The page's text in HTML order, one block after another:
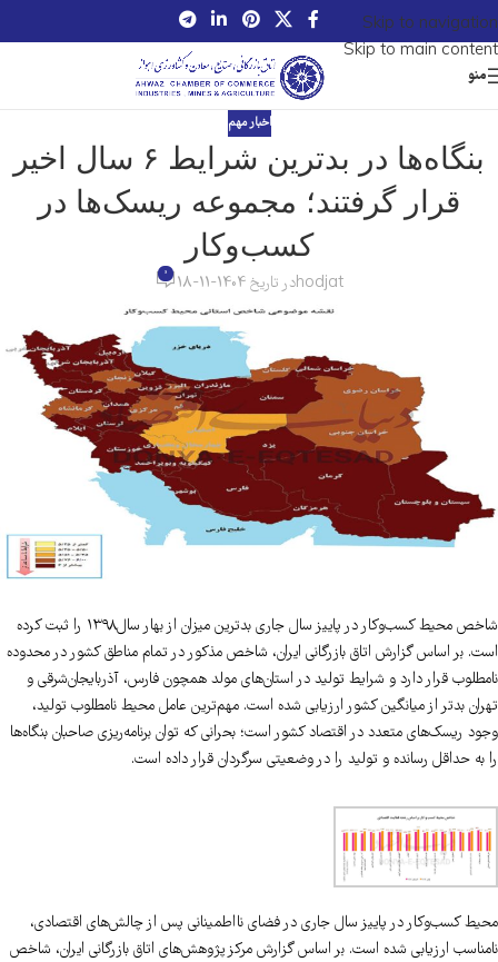
Skip to navigation
Skip to main content
منو
اخبار مهم
بنگاه‌ها در بدترین شرایط ۶ سال اخیر
قرار گرفتند؛ مجموعه ریسک‌ها در
کسب‌وکار
hodjatدر تاریخ 1404-11-18 0
شاخص محیط کسب‌وکار در پاییز سال جاری بدترین میزان از بهار سال۱۳۹۸ را ثبت کرده
است. بر اساس گزارش اتاق بازرگانی ایران، شاخص مذکور در تمام مناطق کشور در محدوده
نامطلوب قرار دارد و شرایط تولید در استان‌های مولد همچون فارس، آذربایجان‌شرقی و
تهران بدتر از میانگین کشور ارزیابی شده است. مهم‌ترین عامل محیط نامطلوب تولید،
وجود ریسک‌های متعدد در اقتصاد کشور است؛ بحرانی که توان برنامه‌ریزی صاحبان بنگاه‌ها
را به حداقل رسانده و تولید را در وضعیتی سرگردان قرار داده است.
محیط کسب‌وکار در پاییز سال جاری در فضای نااطمینانی پس از چالش‌های اقتصادی،
نامناسب ارزیابی شده است. بر اساس گزارش مرکز پژوهش‌های اتاق بازرگانی ایران، شاخص